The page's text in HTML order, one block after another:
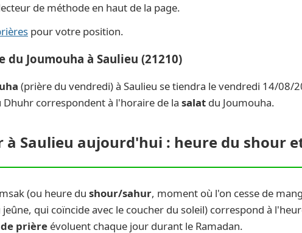
de méthode en haut de la page.
pour votre position.
du Joumouha à Saulieu (21210)
(prière du vendredi) à Saulieu se tiendra le vendredi 14/08/
correspondent à l'horaire de la salat du Joumouha.
Saulieu aujourd'hui : heure du shour
(ou heure du shour/sahur, moment où l'on cesse de
qui coïncide avec le coucher du soleil) correspond à
prière évoluent chaque jour durant le Ramadan.